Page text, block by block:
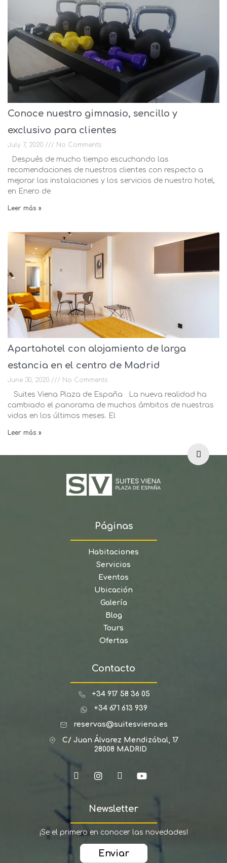
Conoce nuestro gimnasio, sencillo y
exclusivo para clientes
July 7, 2020 No Comments
Después de mucho tiempo escuchando las
recomendaciones de nuestros clientes con respecto a
mejorar las instalaciones y los servicios de nuestro hotel,
en Enero de
Leer más »
Apartahotel con alojamiento de larga
estancia en el centro de Madrid
June 30, 2020 No Comments
Suites Viena Plaza de España La nueva realidad ha
cambiado el panorama de muchos ámbitos de nuestras
vidas en los últimos meses. El
Leer más »
Páginas
Habitaciones
Servicios
Eventos
Ubicación
Galería
Blog
Tours
Ofertas
Contacto
+34 917 58 36 05
+34 671 613 939
reservas@suitesviena.es
C/ Juan Álvarez Mendizábal, 17
28008 MADRID
Newsletter
¡Se el primero en conocer las novedades!
Enviar